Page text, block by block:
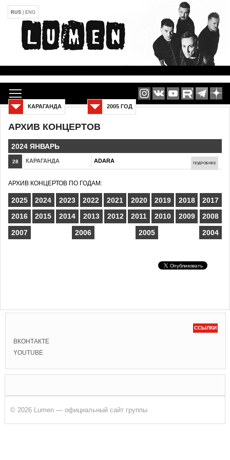
RUS ENG
АРХИВ КОНЦЕРТОВ
2005 ГОД
КАРАГАНДА
2024 ЯНВАРЬ
28 КАРАГАНДА ADARA ПОДРОБНЕЕ
АРХИВ КОНЦЕРТОВ ПО ГОДАМ:
2025 2024 2023 2022 2021 2020 2019 2018
2017
2016
2015 2014 2013 2012 2011 2010 2009
2008
2007
2006 2005 2004
ССЫЛКИ
ВКОНТАКТЕ
YOUTUBE
© 2026 Lumen — официальный сайт группы